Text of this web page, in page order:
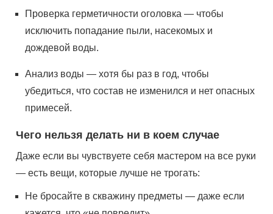
Проверка герметичности оголовка — чтобы
исключить попадание пыли, насекомых и
дождевой воды.
Анализ воды — хотя бы раз в год, чтобы
убедиться, что состав не изменился и нет опасных
примесей.
Чего нельзя делать ни в коем случае
Даже если вы чувствуете себя мастером на все руки
— есть вещи, которые лучше не трогать:
Не бросайте в скважину предметы — даже если